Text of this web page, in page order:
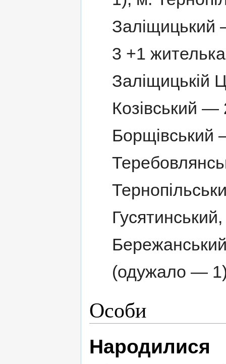
3 +1
Заліщицькій
Козівський
(одужало —
Особи
Народилися